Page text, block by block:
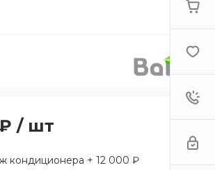
/ шт
кондиционера + 12 000 ₽